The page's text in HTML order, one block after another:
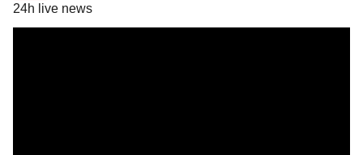
24h live news